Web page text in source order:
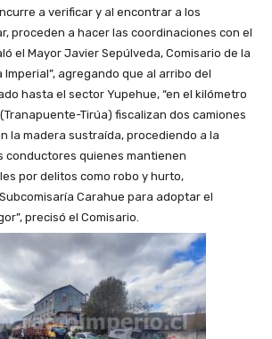
a verificar y al encontrar a los
proceden a hacer las coordinaciones con el
el Mayor Javier Sepúlveda, Comisario de la
Imperial”, agregando que al arribo del
hasta el sector Yupehue, “en el kilómetro
Tirúa) fiscalizan dos camiones
la madera sustraída, procediendo a la
conductores quienes mantienen
por delitos como robo y hurto,
Carahue para adoptar el
precisó el Comisario.